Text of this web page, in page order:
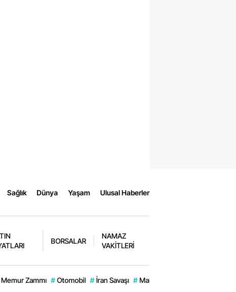
Sağlık Dünya Yaşam Ulusal Haberler
BORSALAR
NAMAZ
VAKİTLERİ
Memur Zammı # Otomobil # İran Savaşı # Manavgat